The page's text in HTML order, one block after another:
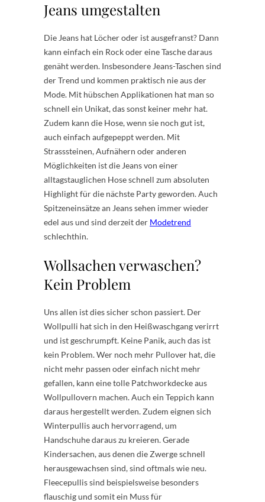
Jeans umgestalten
Die Jeans hat Löcher oder ist ausgefranst? Dann
kann einfach ein Rock oder eine Tasche daraus
genäht werden. Insbesondere Jeans-Taschen sind
der Trend und kommen praktisch nie aus der
Mode. Mit hübschen Applikationen hat man so
schnell ein Unikat, das sonst keiner mehr hat.
Zudem kann die Hose, wenn sie noch gut ist,
auch einfach aufgepeppt werden. Mit
Strasssteinen, Aufnähern oder anderen
Möglichkeiten ist die Jeans von einer
alltagstauglichen Hose schnell zum absoluten
Highlight für die nächste Party geworden. Auch
Spitzeneinsätze an Jeans sehen immer wieder
edel aus und sind derzeit der Modetrend
schlechthin.
Wollsachen verwaschen?
Kein Problem
Uns allen ist dies sicher schon passiert. Der
Wollpulli hat sich in den Heißwaschgang verirrt
und ist geschrumpft. Keine Panik, auch das ist
kein Problem. Wer noch mehr Pullover hat, die
nicht mehr passen oder einfach nicht mehr
gefallen, kann eine tolle Patchworkdecke aus
Wollpullovern machen. Auch ein Teppich kann
daraus hergestellt werden. Zudem eignen sich
Winterpullis auch hervorragend, um
Handschuhe daraus zu kreieren. Gerade
Kindersachen, aus denen die Zwerge schnell
herausgewachsen sind, sind oftmals wie neu.
Fleecepullis sind beispielsweise besonders
flauschig und somit ein Muss für